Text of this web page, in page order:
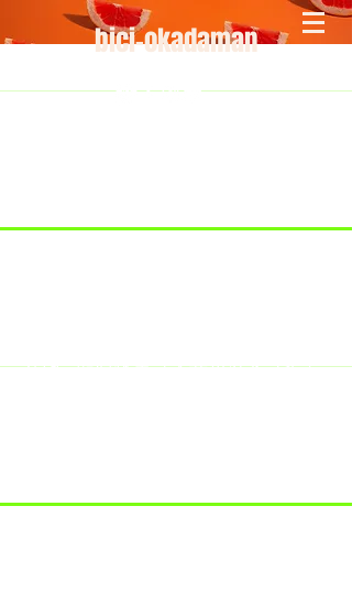
bici-okadaman
​7/19：臨時休業（大井川港トライア